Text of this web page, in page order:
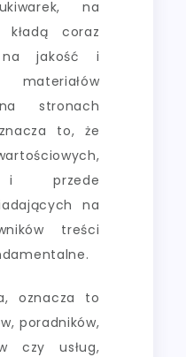
na
coraz
na jakość i
stronach
to, że
i przede
na
treści
oznacza to
poradników,
czy usług,